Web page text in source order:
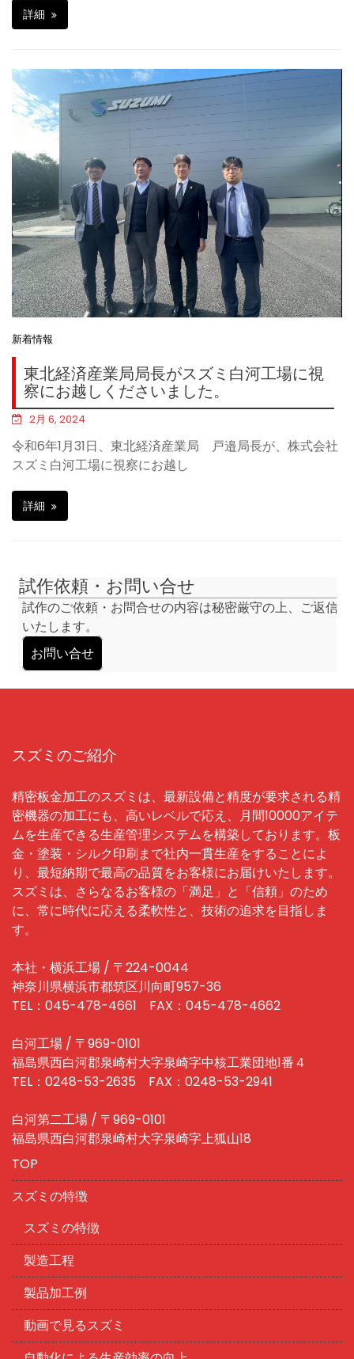
詳細
新着情報
東北経済産業局局長がスズミ白河工場に視
察にお越しくださいました。
2月 6, 2024
令和6年1月31日、東北経済産業局 戸邉局長が、株式会社
スズミ白河工場に視察にお越し
詳細
試作依頼・お問い合せ
試作のご依頼・お問合せの内容は秘密厳守の上、ご返信
いたします。
お問い合せ
スズミのご紹介
精密板金加工のスズミは、最新設備と精度が要求される精
密機器の加工にも、高いレベルで応え、月間10000アイテ
ムを生産できる生産管理システムを構築しております。板
金・塗装・シルク印刷まで社内一貫生産をすることによ
り、最短納期で最高の品質をお客様にお届けいたします。
スズミは、さらなるお客様の「満足」と「信頼」のため
に、常に時代に応える柔軟性と、技術の追求を目指しま
す。
本社・横浜工場 / 〒224-0044
神奈川県横浜市都筑区川向町957-36
TEL：045-478-4661 FAX：045-478-4662
白河工場 / 〒969-0101
福島県西白河郡泉崎村大字泉崎字中核工業団地1番４
TEL：0248-53-2635 FAX：0248-53-2941
白河第二工場 / 〒969-0101
福島県西白河郡泉崎村大字泉崎字上狐山18
TOP
スズミの特徴
スズミの特徴
製造工程
製品加工例
動画で見るスズミ